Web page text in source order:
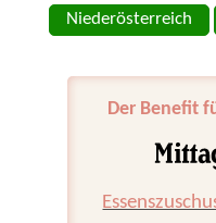
Niederösterreich
Der Benefit